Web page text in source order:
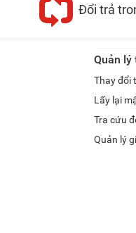
Đổi trả
Quản lý
Thay đổi
Lấy lại
Tra cứu
Quản lý